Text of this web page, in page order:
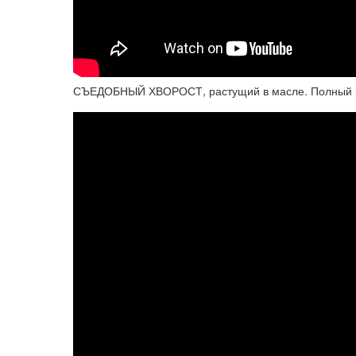
СЪЕДОБНЫЙ ХВОРОСТ, растущий в масле. Полный